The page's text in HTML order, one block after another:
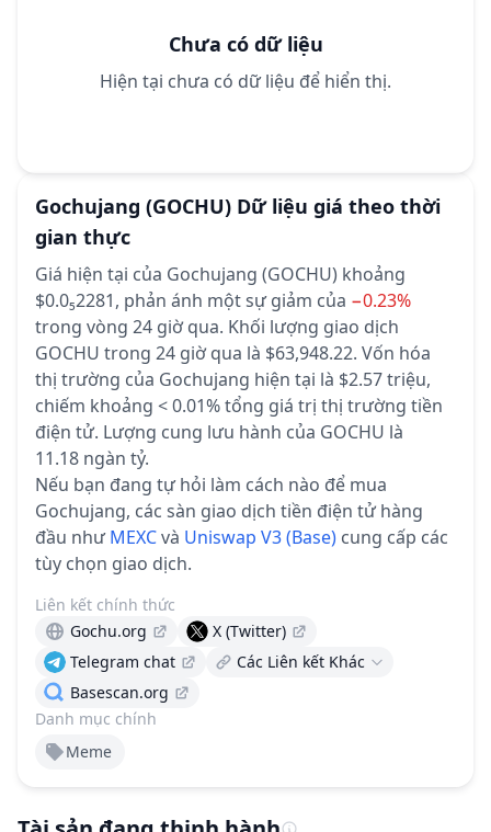
Chưa có dữ liệu
Hiện tại chưa có dữ liệu để hiển thị.
Gochujang (GOCHU) Dữ liệu giá theo thời
gian thực
Giá hiện tại của Gochujang (GOCHU) khoảng
$0.0₅2281, phản ánh một sự giảm của −0.23%
trong vòng 24 giờ qua. Khối lượng giao dịch
GOCHU trong 24 giờ qua là $63,948.22. Vốn hóa
thị trường của Gochujang hiện tại là $2.57 triệu,
chiếm khoảng < 0.01% tổng giá trị thị trường tiền
điện tử. Lượng cung lưu hành của GOCHU là
11.18 ngàn tỷ.
Nếu bạn đang tự hỏi làm cách nào để mua
Gochujang, các sàn giao dịch tiền điện tử hàng
đầu như MEXCvà Uniswap V3 (Base) cung cấp các
tùy chọn giao dịch.
Danh mục chính
Meme
Liên kết chính thức
Gochu.org
X (Twitter)
Telegram chat
Các Liên kết Khác
Basescan.org